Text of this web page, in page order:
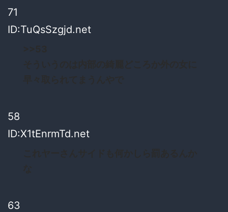
71
ID:TuQsSzgjd.net
58
ID:X1tEnrmTd.net
63